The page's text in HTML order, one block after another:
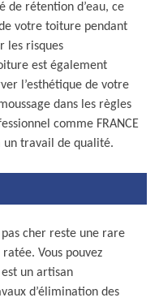
de rétention d’eau, ce
votre toiture pendant
les risques
est également
l’esthétique de votre
dans les règles
comme FRANCE
un travail de qualité.
cher reste une rare
Vous pouvez
est un artisan
d’élimination des